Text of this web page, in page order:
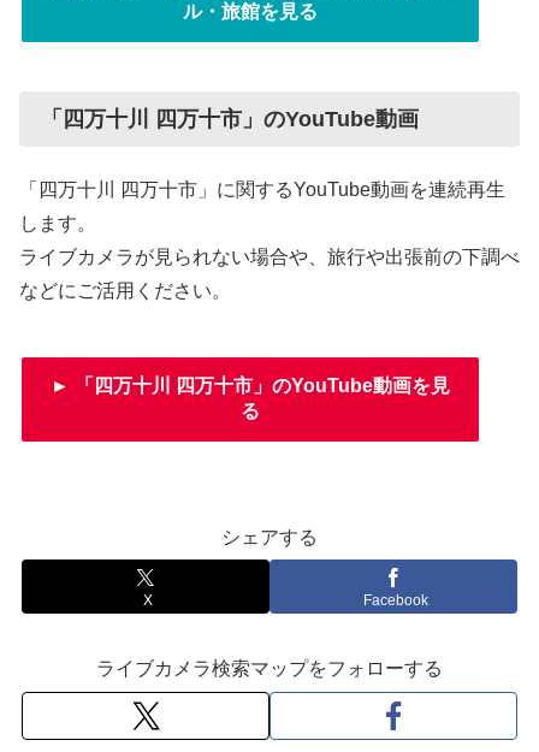
ル・旅館を見る
「四万十川 四万十市」のYouTube動画
「四万十川 四万十市」に関するYouTube動画を連続再生
します。
ライブカメラが見られない場合や、旅行や出張前の下調べ
などにご活用ください。
► 「四万十川 四万十市」のYouTube動画を見
る
シェアする
X Facebook
ライブカメラ検索マップをフォローする